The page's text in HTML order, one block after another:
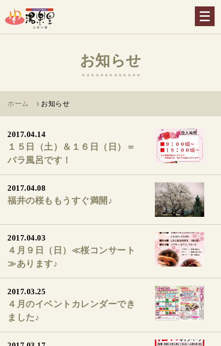
メ
ニ
ュ
お知らせ
ホーム お知らせ
2017.04.14
１５日（土）＆１６日（日）＝
バラ風呂です！
2017.04.08
福井の桜ももうすぐ満開♪
2017.04.03
４月９日（日）≪桜コンサート
≫あります♪
2017.03.25
４月のイベントカレンダーでき
ました♪